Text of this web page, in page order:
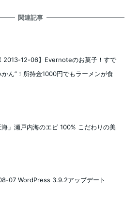
関連記事
2013-12-06】Evernoteのお菓子！すで
かん”！所持金1000円でもラーメンが食
海」瀬戸内海のエビ 100% こだわりの美
07 WordPress 3.9.2アップデート